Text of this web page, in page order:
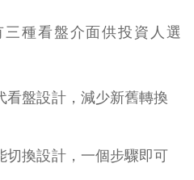
三種看盤介面供投資人選
看盤設計，減少新舊轉換
切換設計，一個步驟即可